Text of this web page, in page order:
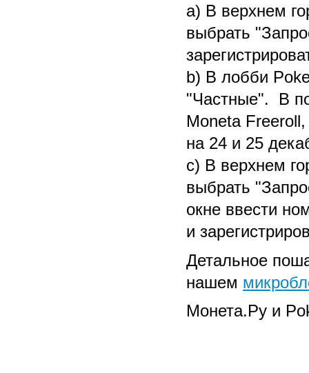
a) В верхнем
выбрать
b) В лобби
"Частные". В
Moneta
на 24 и 25
c) В верхнем
выбрать
окне ввести
и
Детальное
нашем
Монета.Ру и